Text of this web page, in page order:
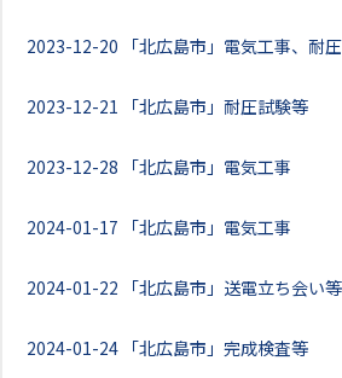
2023-12-20 「北広島市」電気工事、耐
2023-12-21 「北広島市」耐圧試験等
2023-12-28 「北広島市」電気工事
2024-01-17 「北広島市」電気工事
2024-01-22 「北広島市」送電立ち会い等
2024-01-24 「北広島市」完成検査等